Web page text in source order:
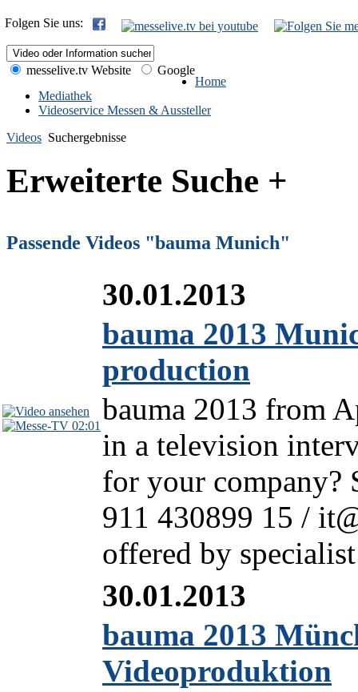
Folgen Sie uns:
messelive.tv Website
Google
Home
Mediathek
Videoservice Messen & Aussteller
Videos Suchergebnisse
Erweiterte Suche +
Passende Videos "bauma Munich"
02:01
30.01.2013
bauma 2013
production
bauma 2013 from
in a television
for your company?
911 430899 15 /
offered by
30.01.2013
bauma 2013
Videoproduktion